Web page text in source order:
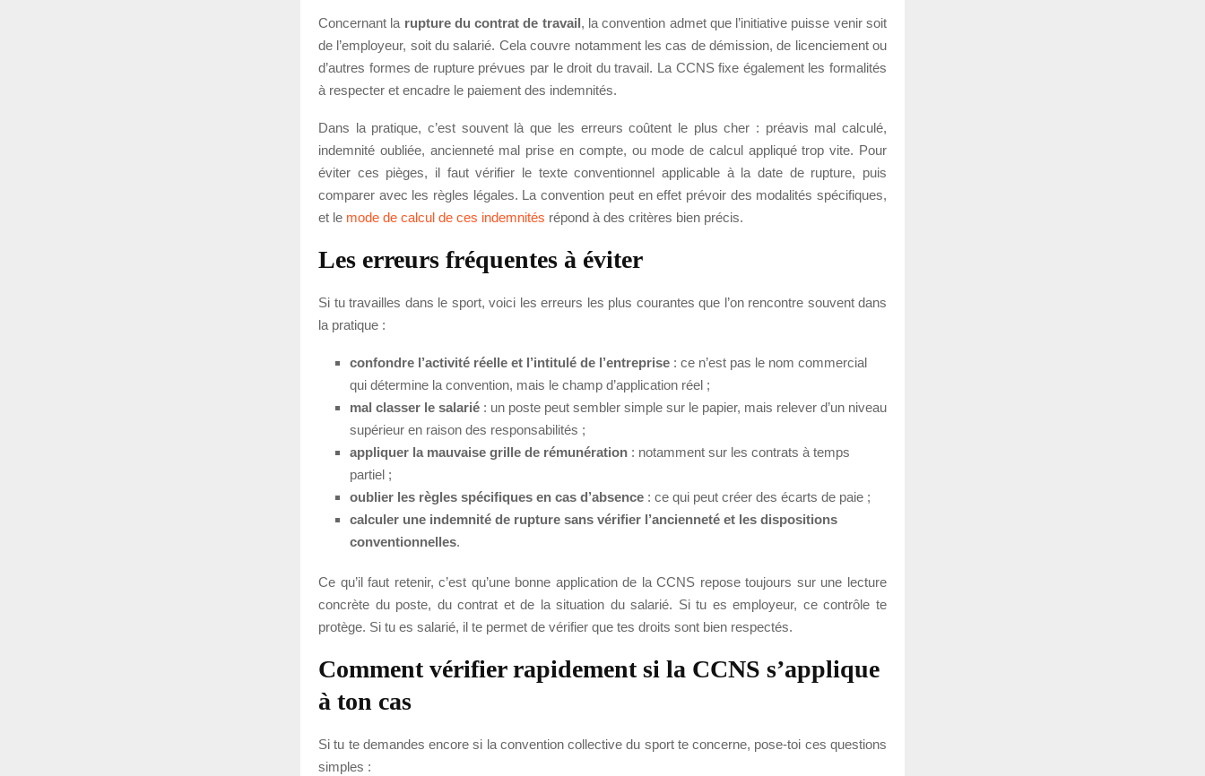
Concernant la rupture du contrat de travail, la convention admet que l’initiative puisse venir soit
de l’employeur, soit du salarié. Cela couvre notamment les cas de démission, de licenciement ou
d’autres formes de rupture prévues par le droit du travail. La CCNS fixe également les formalités
à respecter et encadre le paiement des indemnités.
Dans la pratique, c’est souvent là que les erreurs coûtent le plus cher : préavis mal calculé,
indemnité oubliée, ancienneté mal prise en compte, ou mode de calcul appliqué trop vite. Pour
éviter ces pièges, il faut vérifier le texte conventionnel applicable à la date de rupture, puis
comparer avec les règles légales. La convention peut en effet prévoir des modalités spécifiques,
et le mode de calcul de ces indemnités répond à des critères bien précis.
Les erreurs fréquentes à éviter
Si tu travailles dans le sport, voici les erreurs les plus courantes que l’on rencontre souvent dans
la pratique :
confondre l’activité réelle et l’intitulé de l’entreprise : ce n’est pas le nom commercial
qui détermine la convention, mais le champ d’application réel ;
mal classer le salarié : un poste peut sembler simple sur le papier, mais relever d’un niveau
supérieur en raison des responsabilités ;
appliquer la mauvaise grille de rémunération : notamment sur les contrats à temps
partiel ;
oublier les règles spécifiques en cas d’absence : ce qui peut créer des écarts de paie ;
calculer une indemnité de rupture sans vérifier l’ancienneté et les dispositions
conventionnelles.
Ce qu’il faut retenir, c’est qu’une bonne application de la CCNS repose toujours sur une lecture
concrète du poste, du contrat et de la situation du salarié. Si tu es employeur, ce contrôle te
protège. Si tu es salarié, il te permet de vérifier que tes droits sont bien respectés.
Comment vérifier rapidement si la CCNS s’applique
à ton cas
Si tu te demandes encore si la convention collective du sport te concerne, pose-toi ces questions
simples :